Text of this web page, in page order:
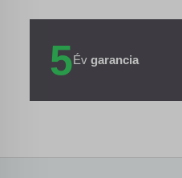
5Év garancia